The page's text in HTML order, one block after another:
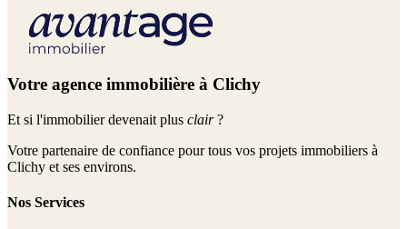
Votre agence immobilière à Clichy
Et si l'immobilier devenait plus clair?
Votre partenaire de confiance pour tous vos projets immobiliers à
Clichy et ses environs.
Nos Services